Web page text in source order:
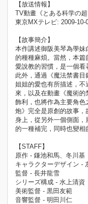
【放送情報】
TV動畫《とある科学の超
東京MXテレビ: 2009-10-
【故事簡介】
本作講述御阪美琴為學妹
的種種麻煩。當然，本
愛說教的習慣，是一個看
此外，通過《魔法禁書
姐姐的愛也有所描述，不
來，以及在動畫《魔術
飾利，也將作為主要角
炮》完全是原創的故事，
身上，從另外一個側面
的一種補完，同時也變相
【STAFF】
原作 - 鎌池和馬、冬川基
キャラクターデザイン -
監督 - 長井龍雪
シリーズ構成 - 水上清資
美術監督 - 黒田友範
音響監督 - 明田川仁